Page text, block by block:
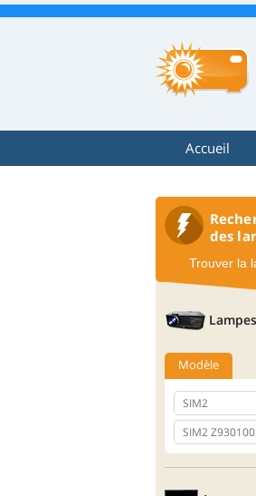
Accueil
des
Trouver la
Modèle